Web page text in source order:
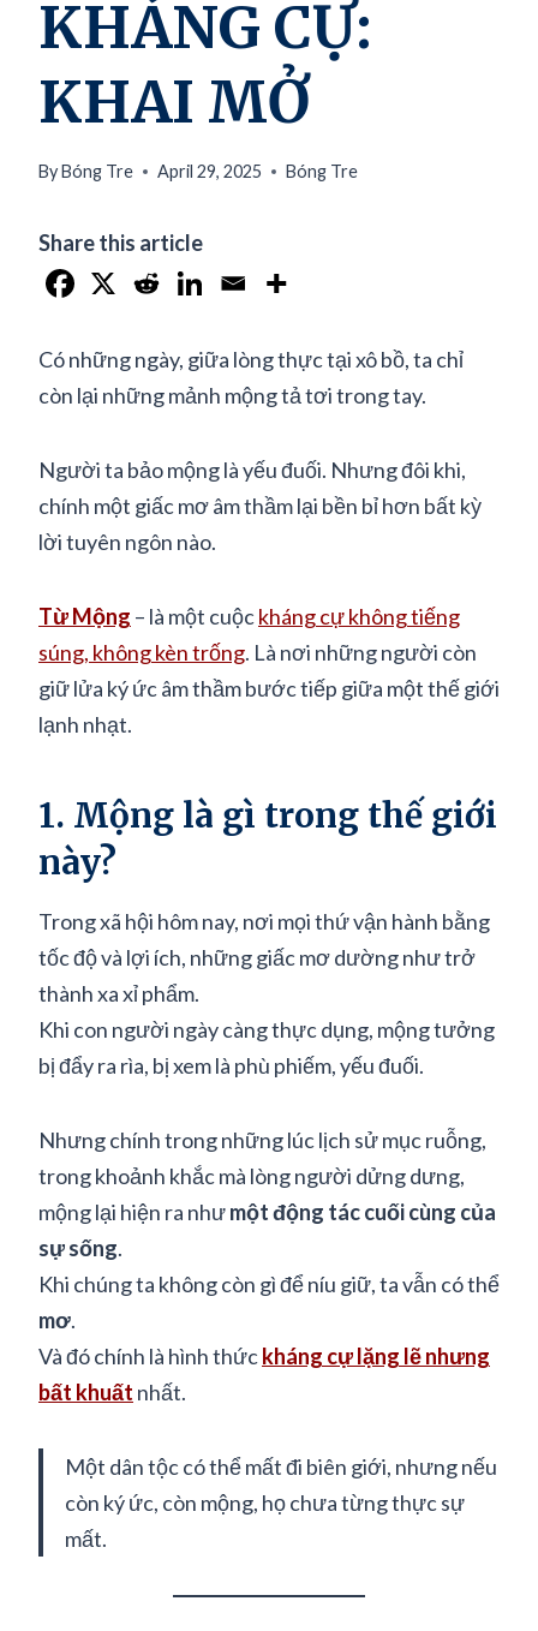
KHÁNG CỰ:
KHAI MỞ
ByBóng Tre April 29, 2025 Bóng Tre
Share this article
Có những ngày, giữa lòng thực tại xô bồ, ta chỉ
còn lại những mảnh mộng tả tơi trong tay.
Người ta bảo mộng là yếu đuối. Nhưng đôi khi,
chính một giấc mơ âm thầm lại bền bỉ hơn bất kỳ
lời tuyên ngôn nào.
Từ Mộng – là một cuộckháng cự không tiếng
súng, không kèn trống. Là nơi những người còn
giữ lửa ký ức âm thầm bước tiếp giữa một thế giới
lạnh nhạt.
1. Mộng là gì trong thế giới
này?
Trong xã hội hôm nay, nơi mọi thứ vận hành bằng
tốc độ và lợi ích, những giấc mơ dường như trở
thành xa xỉ phẩm.
Khi con người ngày càng thực dụng, mộng tưởng
bị đẩy ra rìa, bị xem là phù phiếm, yếu đuối.
Nhưng chính trong những lúc lịch sử mục ruỗng,
trong khoảnh khắc mà lòng người dửng dưng,
mộng lại hiện ra nhưmột động tác cuối cùng của
sự sống.
Khi chúng ta không còn gì để níu giữ, ta vẫn có thể
mơ.
Và đó chính là hình thứckháng cự lặng lẽ nhưng
bất khuất nhất.
Một dân tộc có thể mất đi biên giới, nhưng nếu
còn ký ức, còn mộng, họ chưa từng thực sự
mất.